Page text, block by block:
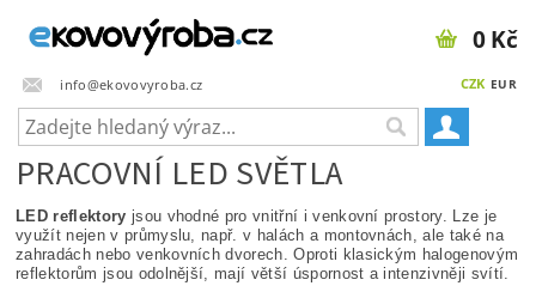
info@ekovovyroba.cz CZK EUR
0 Kč
PRACOVNÍ LED SVĚTLA
LED reflektory jsou vhodné pro vnitřní i venkovní prostory. Lze je
využít nejen v průmyslu, např. v halách a montovnách, ale také na
zahradách nebo venkovních dvorech. Oproti klasickým halogenovým
reflektorům jsou odolnější, mají větší úspornost a intenzivněji svítí.